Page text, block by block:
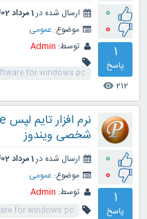
0
0
1
پاسخ
212
visibility
ارسال شده در1 مرداد 1402
موضوع: عمومی
توسط: Admin
for windows pc
0
0
1
پاسخ
شخصی ویندوز
ارسال شده در1 مرداد 1402
موضوع: عمومی
توسط: Admin
for windows pc